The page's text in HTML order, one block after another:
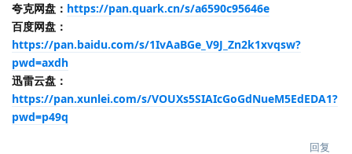
夸克网盘： https://pan.quark.cn/s/a6590c95646e
百度网盘：
https://pan.baidu.com/s/1IvAaBGe_V9J_Zn2k1xvqsw?
pwd=axdh
迅雷云盘：
https://pan.xunlei.com/s/VOUXs5SIAIcGoGdNueM5EdEDA1?
pwd=p49q
回复